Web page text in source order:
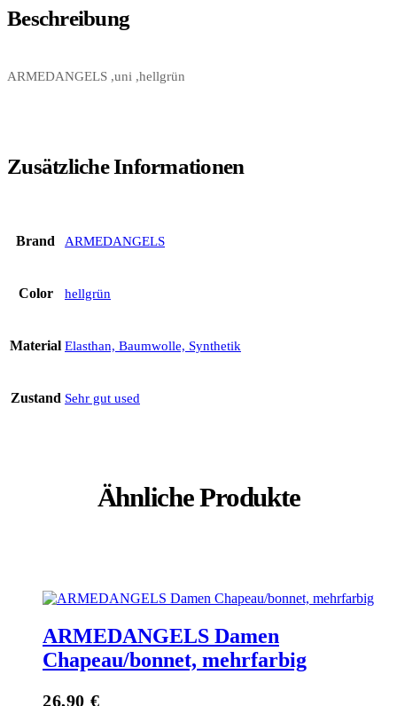
Beschreibung
ARMEDANGELS ,uni ,hellgrün
Zusätzliche Informationen
Brand ARMEDANGELS
Color hellgrün
Material Elasthan, Baumwolle, Synthetik
Zustand Sehr gut used
Ähnliche Produkte
ARMEDANGELS Damen
Chapeau/bonnet, mehrfarbig
26,90 €